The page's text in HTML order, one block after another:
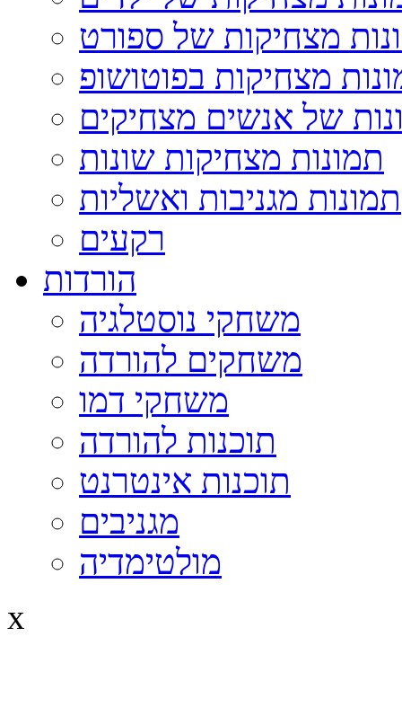
מצחיקות של ספורט
מצחיקות בפוטושופ
של אנשים מצחיקים
תמונות מצחיקות שונות
תמונות מגניבות ואשליות
רקעים
הורדות
משחקי נוסטלגיה
משחקים להורדה
משחקי דמו
תוכנות להורדה
תוכנות אינטרנט
מגניבים
מולטימדיה
x